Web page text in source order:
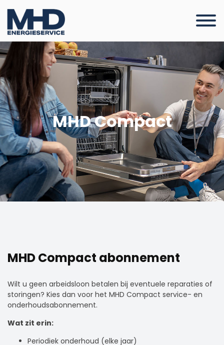
MHD Compact
MHD Compact abonnement
Wilt u geen arbeidsloon betalen bij eventuele reparaties of
storingen? Kies dan voor het MHD Compact service- en
onderhoudsabonnement.
Wat zit erin:
Periodiek onderhoud (elke jaar)